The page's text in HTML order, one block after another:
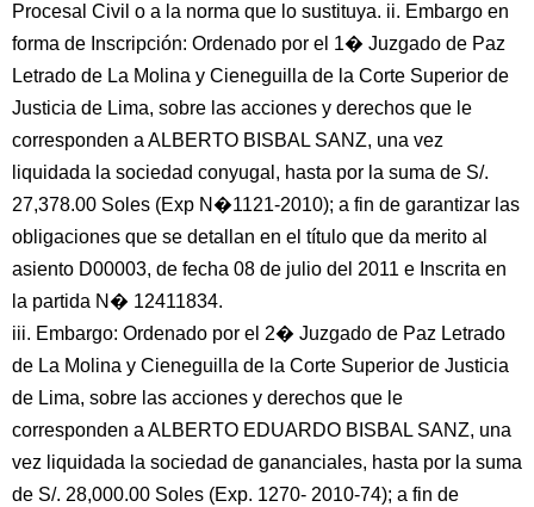
Procesal Civil o a la norma que lo sustituya. ii. Embargo en
forma de Inscripción: Ordenado por el 1� Juzgado de Paz
Letrado de La Molina y Cieneguilla de la Corte Superior de
Justicia de Lima, sobre las acciones y derechos que le
corresponden a ALBERTO BISBAL SANZ, una vez
liquidada la sociedad conyugal, hasta por la suma de S/.
27,378.00 Soles (Exp N�1121-2010); a fin de garantizar las
obligaciones que se detallan en el título que da merito al
asiento D00003, de fecha 08 de julio del 2011 e Inscrita en
la partida N� 12411834.
iii. Embargo: Ordenado por el 2� Juzgado de Paz Letrado
de La Molina y Cieneguilla de la Corte Superior de Justicia
de Lima, sobre las acciones y derechos que le
corresponden a ALBERTO EDUARDO BISBAL SANZ, una
vez liquidada la sociedad de gananciales, hasta por la suma
de S/. 28,000.00 Soles (Exp. 1270- 2010-74); a fin de